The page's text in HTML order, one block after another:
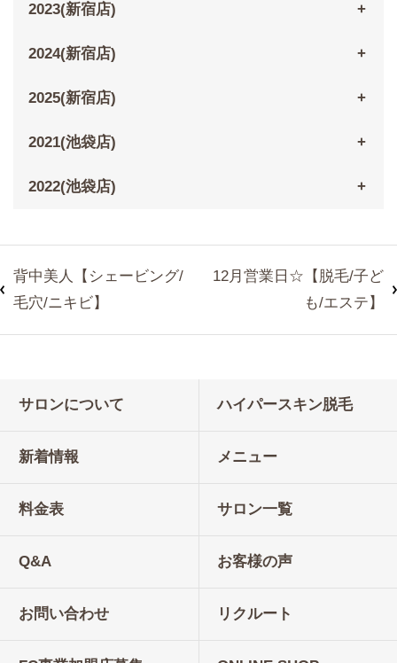
2023(新宿店)
2024(新宿店)
2025(新宿店)
2021(池袋店)
2022(池袋店)
背中美人【シェービング/
毛穴/ニキビ】
12月営業日☆【脱毛/子ど
も/エステ】
サロンについて ハイパースキン脱毛
新着情報 メニュー
料金表 サロン一覧
Q&A お客様の声
お問い合わせ リクルート